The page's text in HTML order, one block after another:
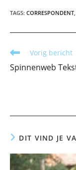
TAGS: CORRESPONDENT
Lees
artikelen
Vorig bericht
Spinnenweb
DIT VIND JE